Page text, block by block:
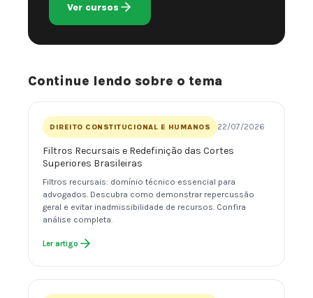
Ver cursos
Continue lendo sobre o tema
DIREITO CONSTITUCIONAL E HUMANOS 22/07/2026
Filtros Recursais e Redefinição das Cortes
Superiores Brasileiras
Filtros recursais: domínio técnico essencial para
advogados. Descubra como demonstrar repercussão
geral e evitar inadmissibilidade de recursos. Confira
análise completa.
Ler artigo